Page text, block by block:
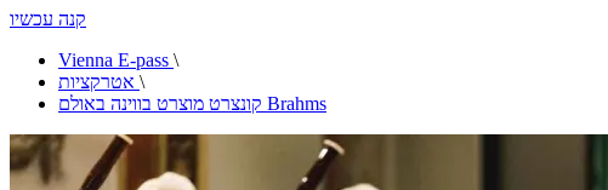
קנה עכשיו
Vienna E-pass \
אטרקציות \
קונצרט מוצרט בווינה באולם Brahms